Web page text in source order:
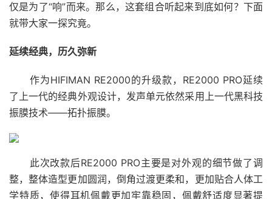
仅是为了“响”而来。那么，这套组合听起来到底如何？下面
就带大家一探究竟。
延续经典，历久弥新
作为HIFIMAN RE2000的升级款，RE2000 PRO延续
了上一代的经典外观设计，发声单元依然采用上一代黑科技
振膜技术——拓扑振膜。
此次改款后RE2000 PRO主要是对外观的细节做了调
整，整体造型更加圆润，倒角过渡更柔和，更加贴合人体工
学特质，使得耳机佩戴更加牢靠稳固，佩戴舒适度显著提